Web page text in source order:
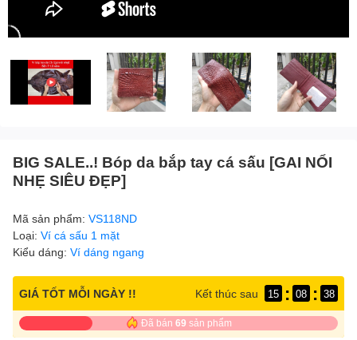
BIG SALE..! Bóp da bắp tay cá sấu [GAI NỔI
NHẸ SIÊU ĐẸP]
Mã sản phẩm: VS118ND
Loại: Ví cá sấu 1 mặt
Kiểu dáng: Ví dáng ngang
GIÁ TỐT MỖI NGÀY !! Kết thúc sau 15 : 08 : 37
Đã bán 69 sản phẩm